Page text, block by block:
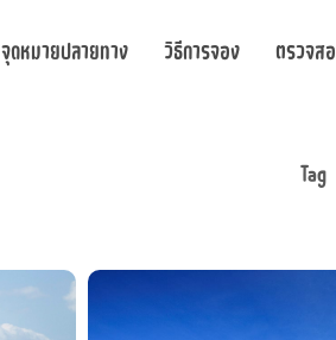
จุดหมายปลายทาง วิธีการจอง ตรวจส
Tag